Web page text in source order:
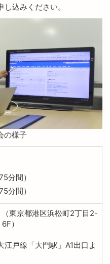
込みください。
の様子
分間）
分間）
（東京都港区浜松町2丁目2-
）
江戸線「大門駅」A1出口よ